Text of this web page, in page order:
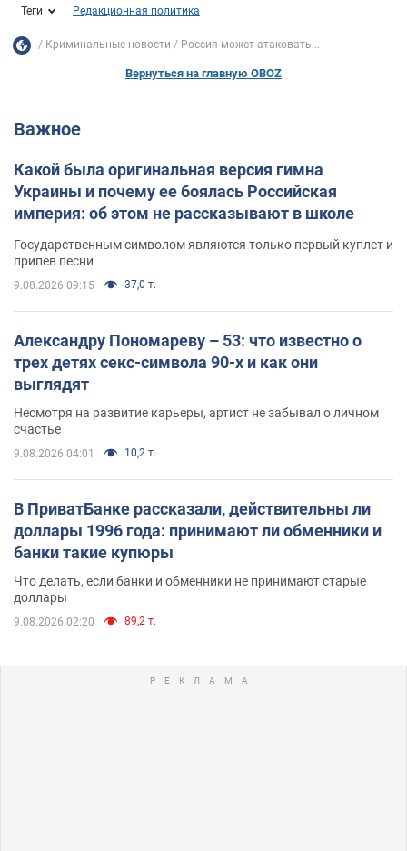
Теги Редакционная политика
Криминальные новости Россия может атаковать...
Вернуться на главную OBOZ
Важное
Какой была оригинальная версия гимна
Украины и почему ее боялась Российская
империя: об этом не рассказывают в школе
Государственным символом являются только первый куплет и
припев песни
9.08.2026 09:15 37,0 т.
Александру Пономареву – 53: что известно о
трех детях секс-символа 90-х и как они
выглядят
Несмотря на развитие карьеры, артист не забывал о личном
счастье
9.08.2026 04:01 10,2 т.
В ПриватБанке рассказали, действительны ли
доллары 1996 года: принимают ли обменники и
банки такие купюры
Что делать, если банки и обменники не принимают старые
доллары
9.08.2026 02:20 89,2 т.